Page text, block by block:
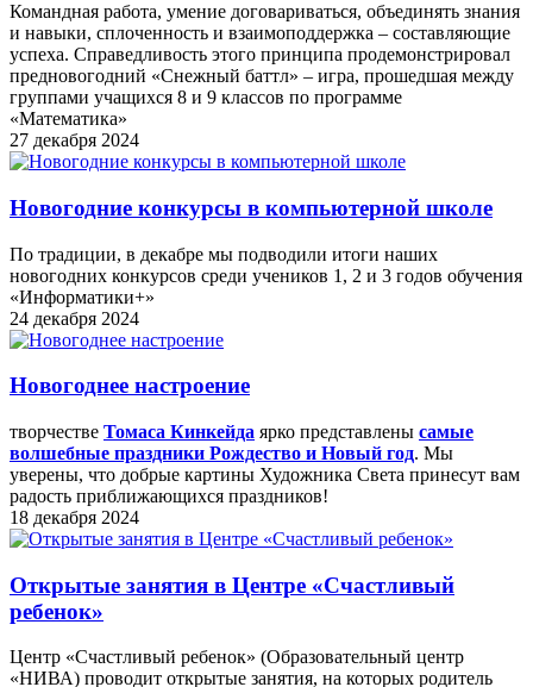
Командная работа, умение договариваться, объединять знания
и навыки, сплоченность и взаимоподдержка – составляющие
успеха. Справедливость этого принципа продемонстрировал
предновогодний «Снежный баттл» – игра, прошедшая между
группами учащихся 8 и 9 классов по программе
«Математика»
27 декабря 2024
Новогодние конкурсы в компьютерной школе
По традиции, в декабре мы подводили итоги наших
новогодних конкурсов среди учеников 1, 2 и 3 годов обучения
«Информатики+»
24 декабря 2024
Новогоднее настроение
творчестве Томаса Кинкейда ярко представлены самые
волшебные праздники Рождество и Новый год. Мы
уверены, что добрые картины Художника Света принесут вам
радость приближающихся праздников!
18 декабря 2024
Открытые занятия в Центре «Счастливый
ребенок»
Центр «Счастливый ребенок» (Образовательный центр
«НИВА) проводит открытые занятия, на которых родитель